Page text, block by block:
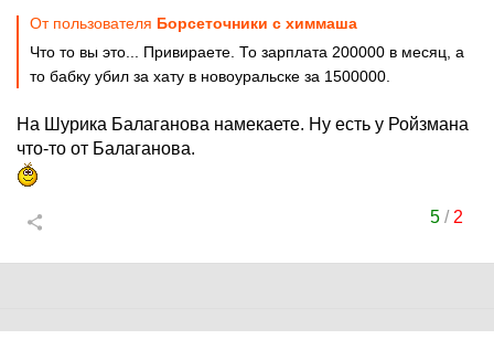
От пользователя Борсеточники с химмаша
Что то вы это... Привираете. То зарплата 200000 в месяц, а
то бабку убил за хату в новоуральске за 1500000.
На Шурика Балаганова намекаете. Ну есть у Ройзмана
что-то от Балаганова.
5/ 2